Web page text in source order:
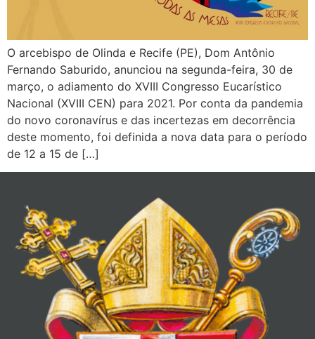
O arcebispo de Olinda e Recife (PE), Dom Antônio
Fernando Saburido, anunciou na segunda-feira, 30 de
março, o adiamento do XVIII Congresso Eucarístico
Nacional (XVIII CEN) para 2021. Por conta da pandemia
do novo coronavírus e das incertezas em decorrência
deste momento, foi definida a nova data para o período
de 12 a 15 de […]